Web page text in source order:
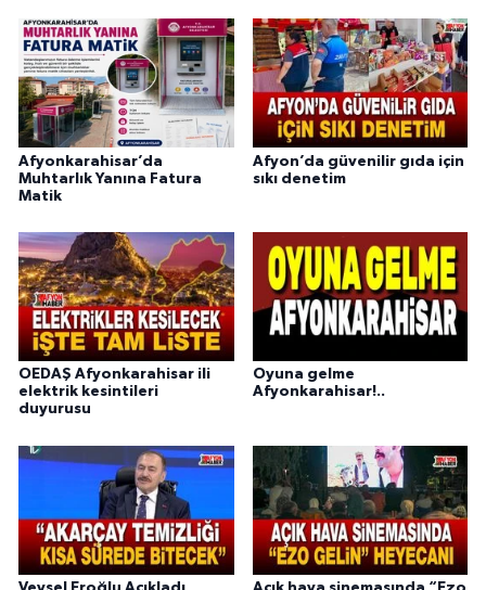
Afyonkarahisar’da
Muhtarlık Yanına Fatura
Matik
Afyon’da güvenilir gıda için
sıkı denetim
OEDAŞ Afyonkarahisar ili
elektrik kesintileri
duyurusu
Oyuna gelme
Afyonkarahisar!..